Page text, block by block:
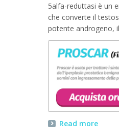
5alfa-reduttasi è un
che converte il
potente androgeno,
Read more